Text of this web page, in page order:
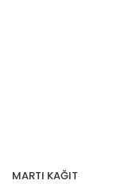
MARTI KAĞIT